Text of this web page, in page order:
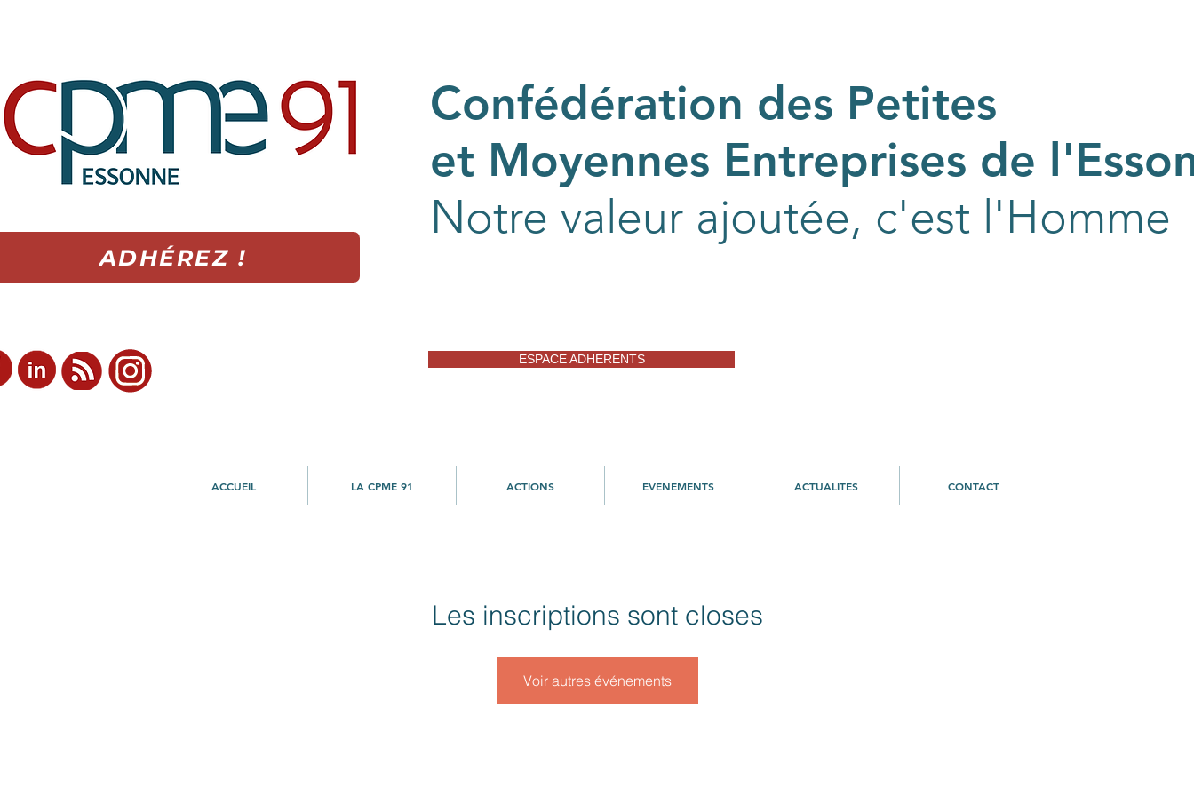
ADHÉREZ !
Confédération des Petites
et Moyennes Entreprises de
Notre valeur ajoutée, c'est l'Homme
ESPACE ADHERENTS
ACCUEIL LA CPME 91 ACTIONS EVENEMENTS ACTUALITES CONTACT
Les inscriptions sont closes
Voir autres événements